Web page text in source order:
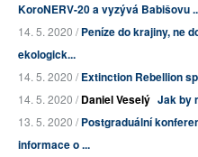
KoroNERV-20 a vyzývá Babišovu
14. 5. 2020 /Peníze do krajiny, ne
ekologick...
14. 5. 2020 /Extinction Rebellion
14. 5. 2020 /Daniel Veselý Jak by
13. 5. 2020 /Postgraduální
informace o ...